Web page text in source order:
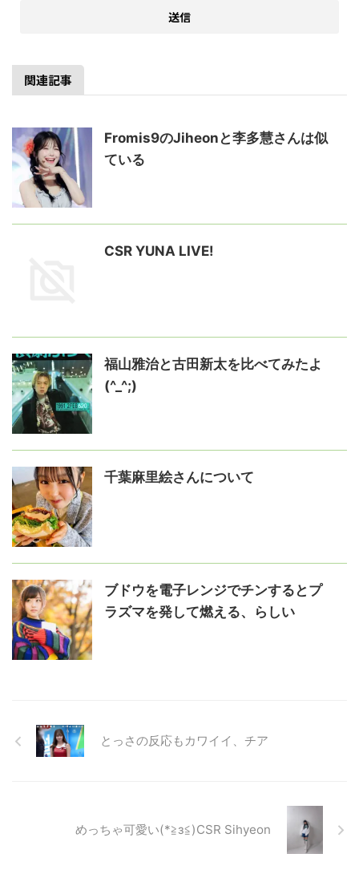
関連記事
Fromis9のJiheonと李多慧さんは似
ている
CSR YUNA LIVE!
福山雅治と古田新太を比べてみたよ
(^_^;)
千葉麻里絵さんについて
ブドウを電子レンジでチンするとプ
ラズマを発して燃える、らしい
とっさの反応もカワイイ、チア
めっちゃ可愛い(*≧з≦)CSR Sihyeon